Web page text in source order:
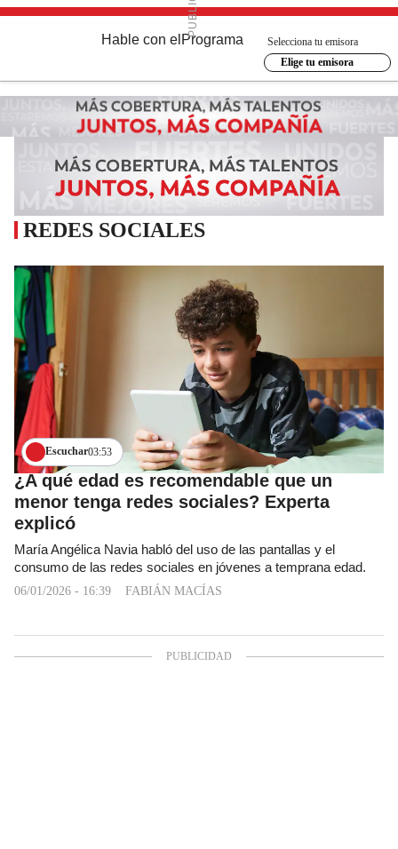
Hable con el Programa
Selecciona tu emisora
Elige tu emisora
REDES SOCIALES
Escuchar03:53
¿A qué edad es recomendable que un
menor tenga redes sociales? Experta
explicó
María Angélica Navia habló del uso de las pantallas y el
consumo de las redes sociales en jóvenes a temprana edad.
06/01/2026 - 16:39 FABIÁN MACÍAS